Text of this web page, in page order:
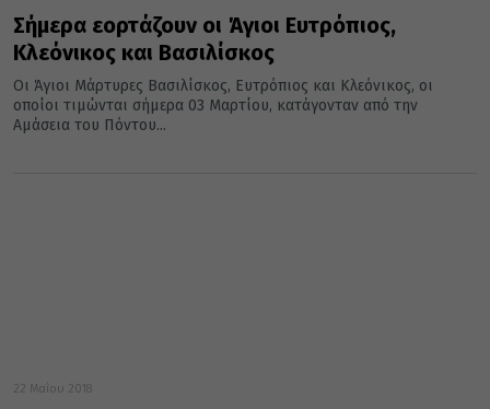
Σήμερα εορτάζουν οι Άγιοι Ευτρόπιος,
Κλεόνικος και Βασιλίσκος
Οι Άγιοι Μάρτυρες Βασιλίσκος, Ευτρόπιος και Κλεόνικος, οι
οποίοι τιμώνται σήμερα 03 Μαρτίου, κατάγονταν από την
Αμάσεια του Πόντου...
22 Μαΐου 2018